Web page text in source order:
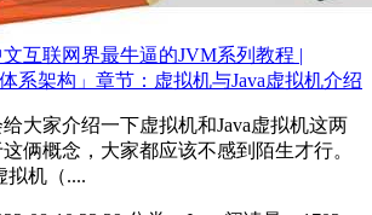
互联网界最牛逼的JVM系列教程 |
体系架构」章节：虚拟机与Java虚拟机介绍
大家介绍一下虚拟机和Java虚拟机这两
俩概念，大家都应该不感到陌生才行。
拟机（....